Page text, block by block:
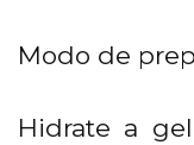
Modo de
Hidrate a